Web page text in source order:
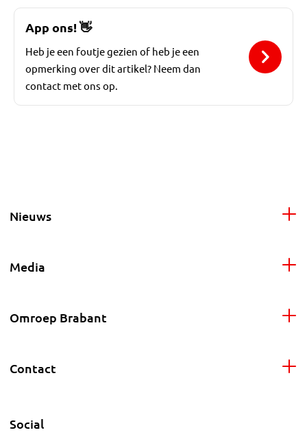
App ons!👋
Heb je een foutje gezien of heb je een
opmerking over dit artikel? Neem dan
contact met ons op.
Nieuws
Media
Omroep Brabant
Contact
Social